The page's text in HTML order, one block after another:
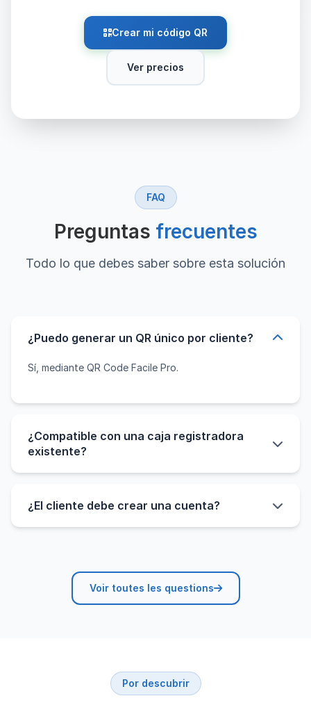
Crear mi código QR
Ver precios
FAQ
Preguntas frecuentes
Todo lo que debes saber sobre esta solución
¿Puedo generar un QR único por cliente?
Sí, mediante QR Code Facile Pro.
¿Compatible con una caja registradora
existente?
¿El cliente debe crear una cuenta?
Voir toutes les questions
Por descubrir